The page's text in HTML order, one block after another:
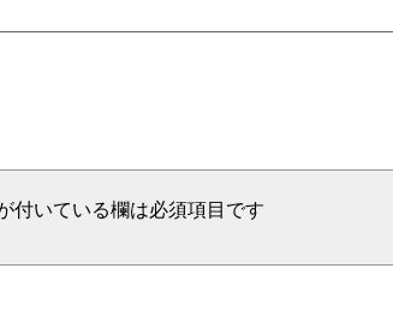
付いている欄は必須項目です